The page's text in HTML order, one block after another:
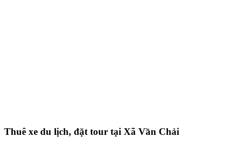
Thuê xe du lịch, đặt tour tại Xã Vần Chải